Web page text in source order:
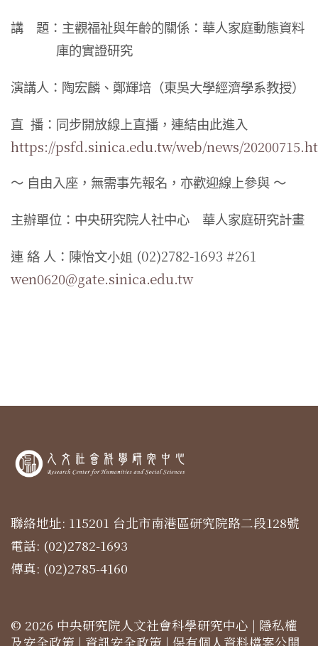
講
題：主觀福祉與年齡的關係：華人家庭動態資料
庫的實證研究
演講人：陶宏麟、鄭輝培（東吳大學經濟學系教授）
直 播：同步開放線上直播，連結由此進入
https://psfd.sinica.edu.tw/web/news/
～ 自由入座，無需事先報名，亦歡迎線上參與 ～
主辦單位：中央研究院人社中心 華人家庭研究計畫
連 絡 人：陳怡文小姐 (02)2782-1693 #261
wen0620@gate.sinica.edu.tw
聯絡地址: 115201 台北市南港區研究院路二段128號
電話: (02)2782-1693
傳真: (02)2785-4160
© 2026 中央研究院人文社會科學研究中心 | 隱私權
及安全政策 | 資訊安全政策 | 保有個人資料檔案公開